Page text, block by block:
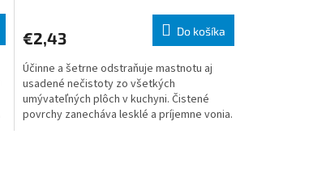
€2,43 Do košíka
Účinne a šetrne odstraňuje mastnotu aj
usadené nečistoty zo všetkých
umývateľných plôch v kuchyni. Čistené
povrchy zanecháva lesklé a príjemne vonia.